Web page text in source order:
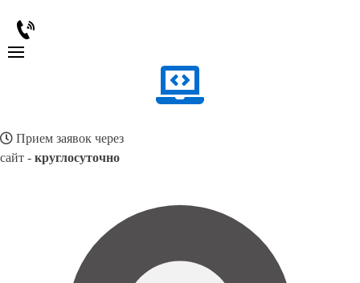
Прием заявок через
сайт - круглосуточно